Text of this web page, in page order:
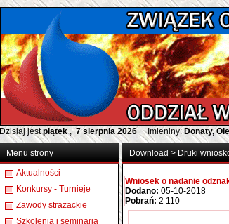
Dzisiaj jestpiątek, 7 sierpnia 2026 Imieniny: Donaty,
Menu strony
Aktualności
Konkursy - Turnieje
Zawody strażackie
Szkolenia i seminaria
Download > Druki
Wniosek o nadanie
Dodano: 05-10-2018
Pobrań: 2 110